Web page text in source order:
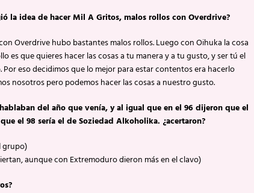
la idea de hacer Mil A Gritos, malos rollos con Overdrive?
con Overdrive hubo bastantes malos rollos. Luego con Oihuka la cosa
es que quieres hacer las cosas a tu manera y a tu gusto, y ser tú el
eso decidimos que lo mejor para estar contentos era hacerlo
nosotros pero podemos hacer las cosas a nuestro gusto.
del año que venía, y al igual que en el 96 dijeron que el
el 98 sería el de Soziedad Alkoholika. ¿acertaron?
grupo)
aunque con Extremoduro dieron más en el clavo)